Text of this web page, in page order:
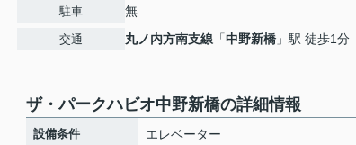
駐車 無
交通 丸ノ内方南支線 「中野新橋 」駅 徒歩1分
ザ・パークハビオ中野新橋の詳細情報
設備条件
エレベーター